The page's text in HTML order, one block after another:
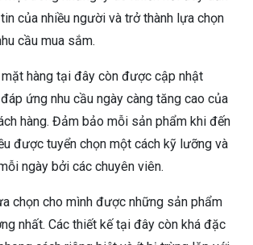
của nhiều người và trở thành lựa chọn
cầu mua sắm.
hàng tại đây còn được cập nhật
ứng nhu cầu ngày càng tăng cao của
hàng. Đảm bảo mỗi sản phẩm khi đến
được tuyển chọn một cách kỹ lưỡng và
ngày bởi các chuyên viên.
chọn cho mình được những sản phẩm
nhất. Các thiết kế tại đây còn khá đặc